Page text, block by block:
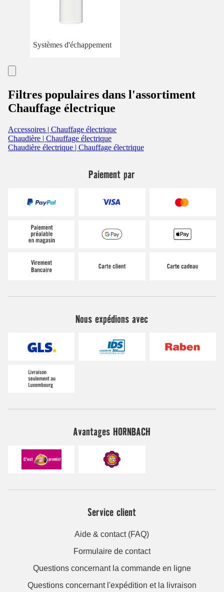
Systèmes d'échappement
Filtres populaires dans l'assortiment
Chauffage électrique
Accessoires | Chauffage électrique
Chaudière | Chauffage électrique
Chaudière électrique | Chauffage électrique
Paiement par
Nous expédions avec
Avantages HORNBACH
Service client
Aide & contact (FAQ)
Formulaire de contact
Questions concernant la commande en ligne
Questions concernant l'expédition et la livraison